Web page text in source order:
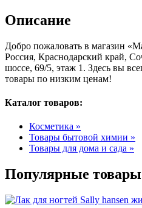
Описание
Добро пожаловать в магазин
Россия, Краснодарский край,
шоссе, 69/5, этаж 1. Здесь вы
товары по низким ценам!
Каталог товаров:
Косметика »
Товары бытовой химии »
Товары для дома и сада »
Популярные товары